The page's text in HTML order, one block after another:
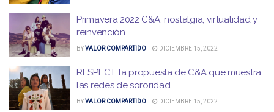
Primavera 2022 C&A: nostalgia, virtualidad y
reinvención
BYVALOR COMPARTIDO DICIEMBRE 15, 2022
RESPECT, la propuesta de C&A que muestra
las redes de sororidad
BYVALOR COMPARTIDO DICIEMBRE 15, 2022